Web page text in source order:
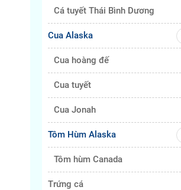
Cá tuyết Thái Bình Dương
Cua Alaska
Cua hoàng đế
Cua tuyết
Cua Jonah
Tôm Hùm Alaska
Tôm hùm Canada
Trứng cá